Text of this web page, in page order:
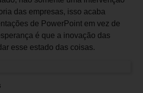
das empresas, isso acaba
de PowerPoint em vez de
é que a inovação das
esse estado das coisas.